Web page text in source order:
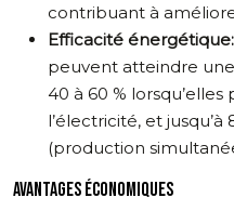
contribuant à
Efficacité énergétique:
peuvent atteindre
40 à 60 %
l’électricité, et
(production
AVANTAGES ÉCONOMIQUES